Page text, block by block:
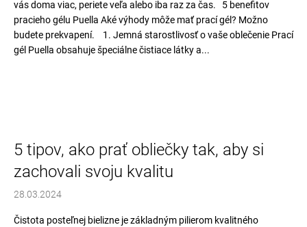
vás doma viac, periete veľa alebo iba raz za čas. 5 benefitov
pracieho gélu Puella Aké výhody môže mať prací gél? Možno
budete prekvapení. 1. Jemná starostlivosť o vaše oblečenie Prací
gél Puella obsahuje špeciálne čistiace látky a...
5 tipov, ako prať obliečky tak, aby si
zachovali svoju kvalitu
28.03.2024
Čistota posteľnej bielizne je základným pilierom kvalitného